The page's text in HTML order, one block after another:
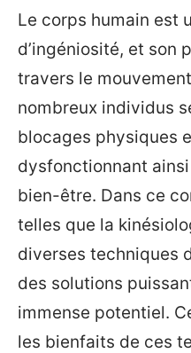
Le corps humain est
d’ingéniosité, et son
travers le
nombreux individus
blocages physiques
dysfonctionnant
bien-être. Dans ce
telles que la
diverses techniques
des solutions
immense potentiel.
les bienfaits de ces